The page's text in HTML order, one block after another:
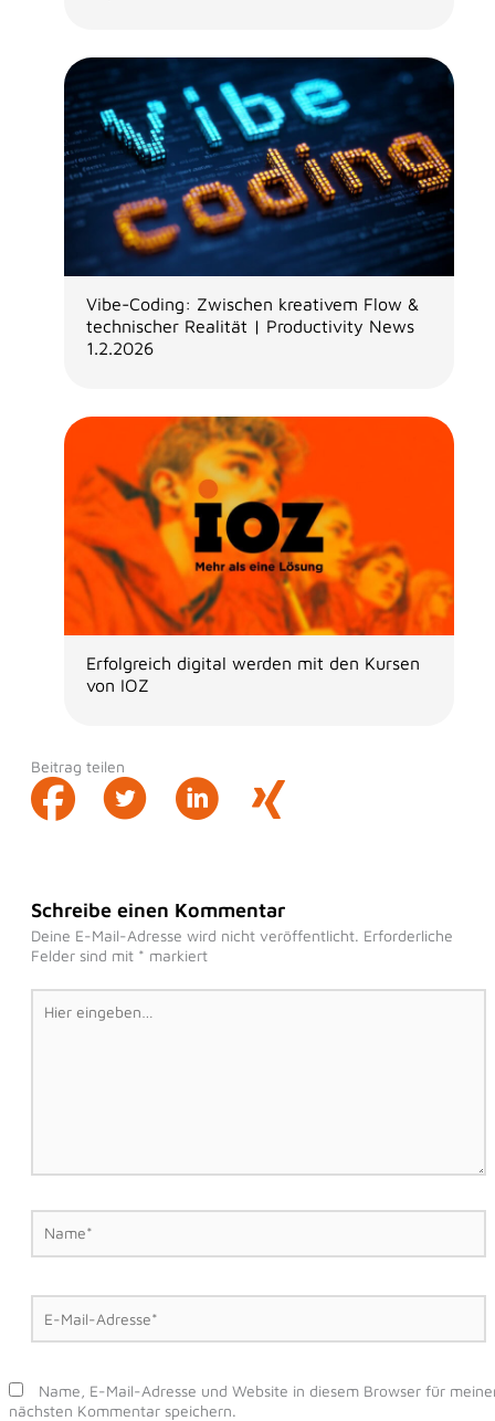
Vibe-Coding: Zwischen kreativem Flow &
technischer Realität | Productivity News
1.2.2026
Erfolgreich digital werden mit den Kursen
von IOZ
Beitrag teilen
Schreibe einen Kommentar
Deine E-Mail-Adresse wird nicht veröffentlicht. Erforderliche
Felder sind mit * markiert
Hier
eingeben…
Name*
E-
Mail-
Adresse*
Name, E-Mail-Adresse und Website in diesem Browser für
nächsten Kommentar speichern.